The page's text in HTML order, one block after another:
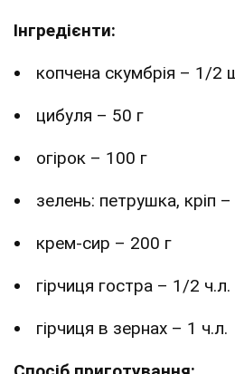
Інгредієнти:
копчена скумбрія – 1/2
цибуля – 50 г
огірок – 100 г
зелень: петрушка, кріп
крем-сир – 200 г
гірчиця гостра – 1/2 ч.л.
гірчиця в зернах – 1 ч.л.